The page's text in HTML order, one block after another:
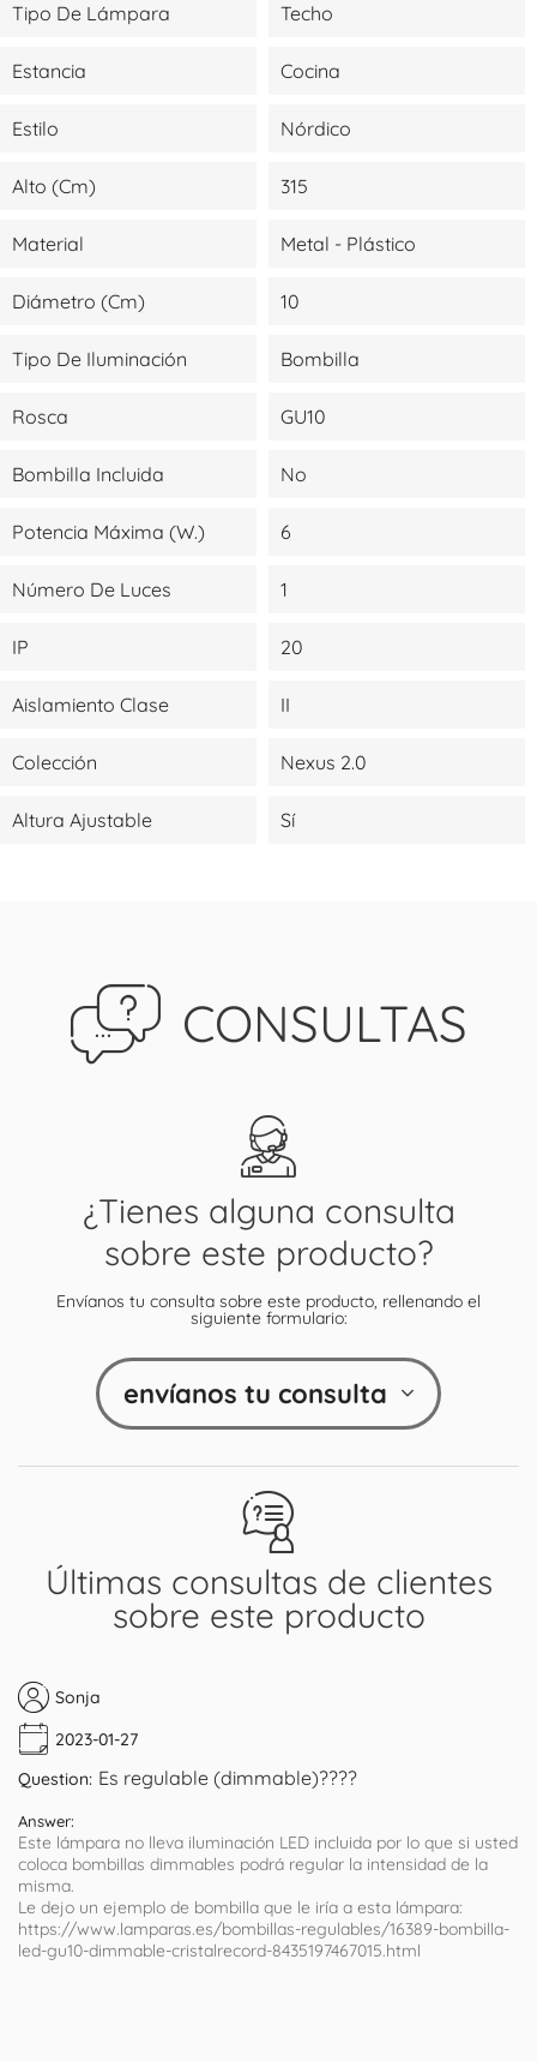
Tipo De Lámpara Techo
Estancia Cocina
Estilo Nórdico
Alto (cm) 315
Material Metal - Plástico
Diámetro (cm) 10
Tipo De Iluminación Bombilla
Rosca GU10
Bombilla Incluida No
Potencia Máxima (W.) 6
Número De Luces 1
IP 20
Aislamiento Clase II
Colección Nexus 2.0
Altura Ajustable Sí
CONSULTAS
Últimas consultas de clientes
sobre este producto
Sonja
2023-01-27
Question: Es regulable (dimmable)????
Answer:
Este lámpara no lleva iluminación LED incluida por lo que si usted
coloca bombillas dimmables podrá regular la intensidad de la
misma.
Le dejo un ejemplo de bombilla que le iría a esta lámpara:
https://www.lamparas.es/bombillas-regulables/16389-bombilla-
led-gu10-dimmable-cristalrecord-8435197467015.html
¿Tienes alguna consulta
sobre este producto?
Envíanos tu consulta sobre este producto, rellenando el
siguiente formulario:
envíanos tu consulta